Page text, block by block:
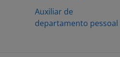
Auxiliar de
departamento pessoal